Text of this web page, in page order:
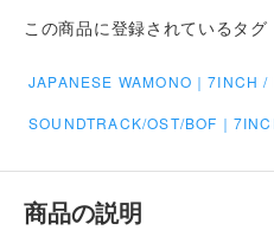
この商品に登録されているタグ
JAPANESE WAMONO｜7INCH /
SOUNDTRACK/OST/BOF｜
商品の説明